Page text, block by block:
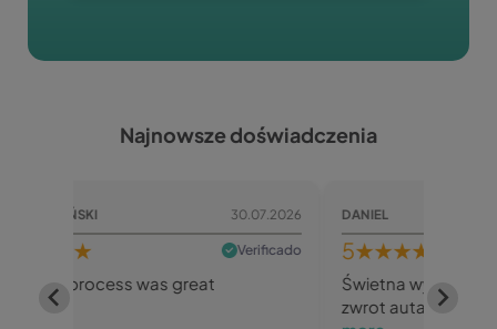
Najnowsze doświadczenia
DANIEL 25.07.2026
5 Verificado
Świetna wypożyczalnia. Szybki odbiór i
Read